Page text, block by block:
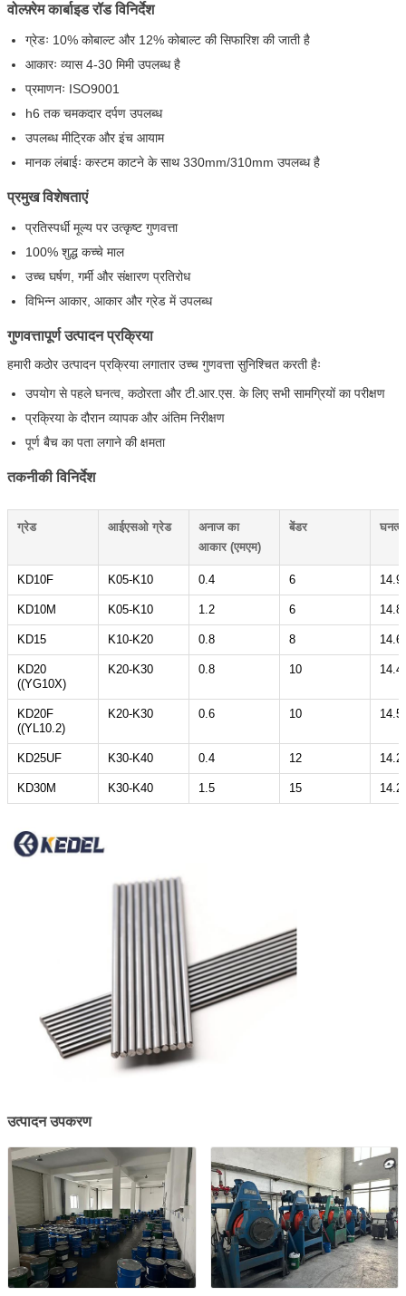
वोल्फ़्रेम कार्बाइड रॉड विनिर्देश
ग्रेडः 10% कोबाल्ट और 12% कोबाल्ट की सिफारिश की जाती है
आकारः व्यास 4-30 मिमी उपलब्ध है
प्रमाणनः ISO9001
h6 तक चमकदार दर्पण उपलब्ध
उपलब्ध मीट्रिक और इंच आयाम
मानक लंबाईः कस्टम काटने के साथ 330mm/310mm उपलब्ध है
प्रमुख विशेषताएं
प्रतिस्पर्धी मूल्य पर उत्कृष्ट गुणवत्ता
100% शुद्ध कच्चे माल
उच्च घर्षण, गर्मी और संक्षारण प्रतिरोध
विभिन्न आकार, आकार और ग्रेड में उपलब्ध
गुणवत्तापूर्ण उत्पादन प्रक्रिया
हमारी कठोर उत्पादन प्रक्रिया लगातार उच्च गुणवत्ता सुनिश्चित करती हैः
उपयोग से पहले घनत्व, कठोरता और टी.आर.एस. के लिए सभी सामग्रियों का परीक्षण
प्रक्रिया के दौरान व्यापक और अंतिम निरीक्षण
पूर्ण बैच का पता लगाने की क्षमता
तकनीकी विनिर्देश
ग्रेड आईएसओ ग्रेड
अनाज का
आकार (एमएम)
बेंडर
KD10F K05-K10 0.4 6 14.9
KD10M K05-K10 1.2 6 14.8
KD15 K10-K20 0.8 8 14.6
KD20
((YG10X)
K20-K30 0.8 10 14.4
KD20F
((YL10.2)
K20-K30 0.6 10 14.5
KD25UF K30-K40 0.4 12 14.2
KD30M K30-K40 1.5 15 14.2
उत्पादन उपकरण